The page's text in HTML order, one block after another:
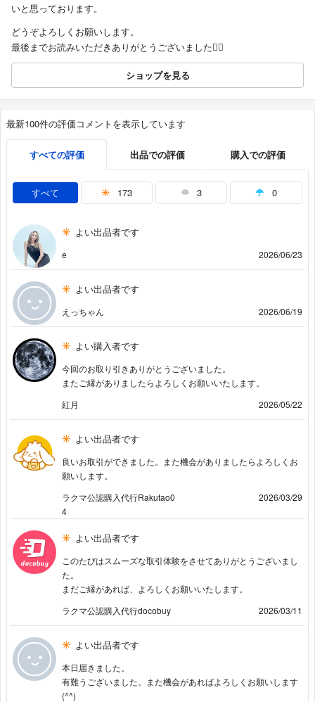
いと思っております。
どうぞよろしくお願いします。
最後までお読みいただきありがとうございました🙇‍♀️
ショップを見る
最新100件の評価コメントを表示しています
すべての評価 出品での評価 購入での評価
すべて 173 3 0
よい出品者です
e 2026/06/23
よい出品者です
えっちゃん 2026/06/19
よい購入者です
今回のお取り引きありがとうございました。
またご縁がありましたらよろしくお願いいたします。
紅月
2026/05/22
よい出品者です
良いお取引ができました。また機会がありましたらよろしくお
願いします。
ラクマ公認購入代行Rakutao0
4
2026/03/29
よい出品者です
このたびはスムーズな取引体験をさせてありがとうございまし
た。
まだご縁があれば、よろしくお願いいたします。
ラクマ公認購入代行docobuy
2026/03/11
よい出品者です
本日届きました。
有難うございました。また機会があればよろしくお願いします
(^^)